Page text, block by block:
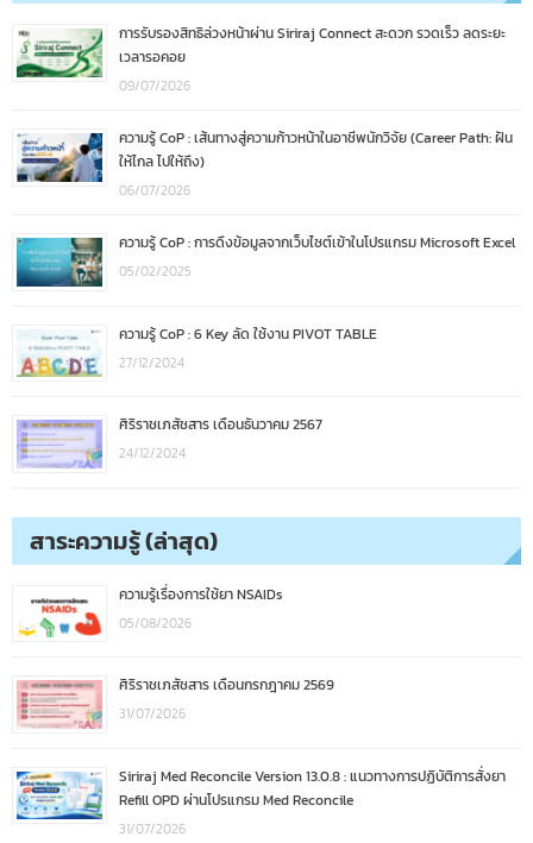
การรับรองสิทธิล่วงหน้าผ่าน Siriraj Connect สะดวก รวดเร็ว ลดระยะ
เวลารอคอย
09/07/2026
ความรู้ CoP : เส้นทางสู่ความก้าวหน้าในอาชีพนักวิจัย (Career Path: ฝัน
ให้ไกล ไปให้ถึง)
06/07/2026
ความรู้ CoP : การดึงข้อมูลจากเว็บไซต์เข้าในโปรแกรม Microsoft Excel
05/02/2025
ความรู้ CoP : 6 Key ลัด ใช้งาน PIVOT TABLE
27/12/2024
ศิริราชเภสัชสาร เดือนธันวาคม 2567
24/12/2024
สาระความรู้ (ล่าสุด)
ความรู้เรื่องการใช้ยา NSAIDs
05/08/2026
ศิริราชเภสัชสาร เดือนกรกฎาคม 2569
31/07/2026
Siriraj Med Reconcile Version 13.0.8 : แนวทางการปฏิบัติการสั่งยา
Refill OPD ผ่านโปรแกรม Med Reconcile
31/07/2026